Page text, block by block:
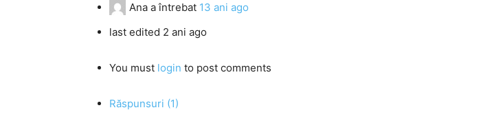
Ana a întrebat 13 ani ago
last edited 2 ani ago
You must login to post comments
Răspunsuri (1)